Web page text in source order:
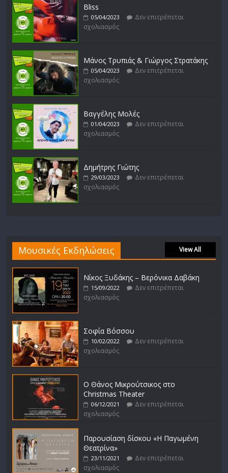
Bliss
05/04/2023
Δεν επιτρέπεται
σχολιασμός
Μάνος Τρυπιάς & Γιώργος Στρατάκης
05/04/2023
Δεν επιτρέπεται
σχολιασμός
Βαγγέλης Μολές
01/04/2023
Δεν επιτρέπεται
σχολιασμός
Δημήτρης Γιώτης
29/03/2023
Δεν επιτρέπεται
σχολιασμός
Μουσικές Εκδηλώσεις View All
Νίκος Ξυδάκης – Βερόνικα Δαβάκη
15/09/2022
Δεν επιτρέπεται
σχολιασμός
Σοφία Βόσσου
10/02/2022
Δεν επιτρέπεται
σχολιασμός
Ο Θάνος Μικρούτσικος στο
Christmas Theater
06/12/2021
Δεν επιτρέπεται
σχολιασμός
Παρουσίαση δίσκου «Η Παγωμένη
Θεατρίνα»
23/11/2021
Δεν επιτρέπεται
σχολιασμός